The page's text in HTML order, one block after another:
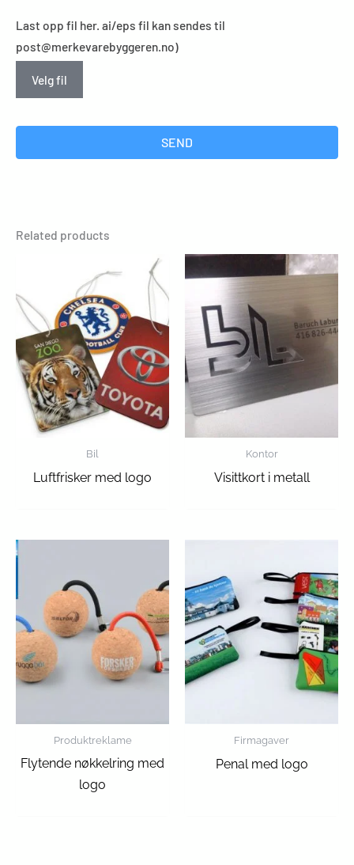
Last opp fil her. ai/eps fil kan sendes til
post@merkevarebyggeren.no)
Velg fil
SEND
Related products
Bil
Luftfrisker med logo
Kontor
Visittkort i metall
Produktreklame
Flytende nøkkelring med
logo
Firmagaver
Penal med logo